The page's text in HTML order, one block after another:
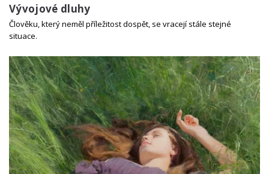
Vývojové dluhy
Člověku, který neměl příležitost dospět, se vracejí stále stejné
situace.